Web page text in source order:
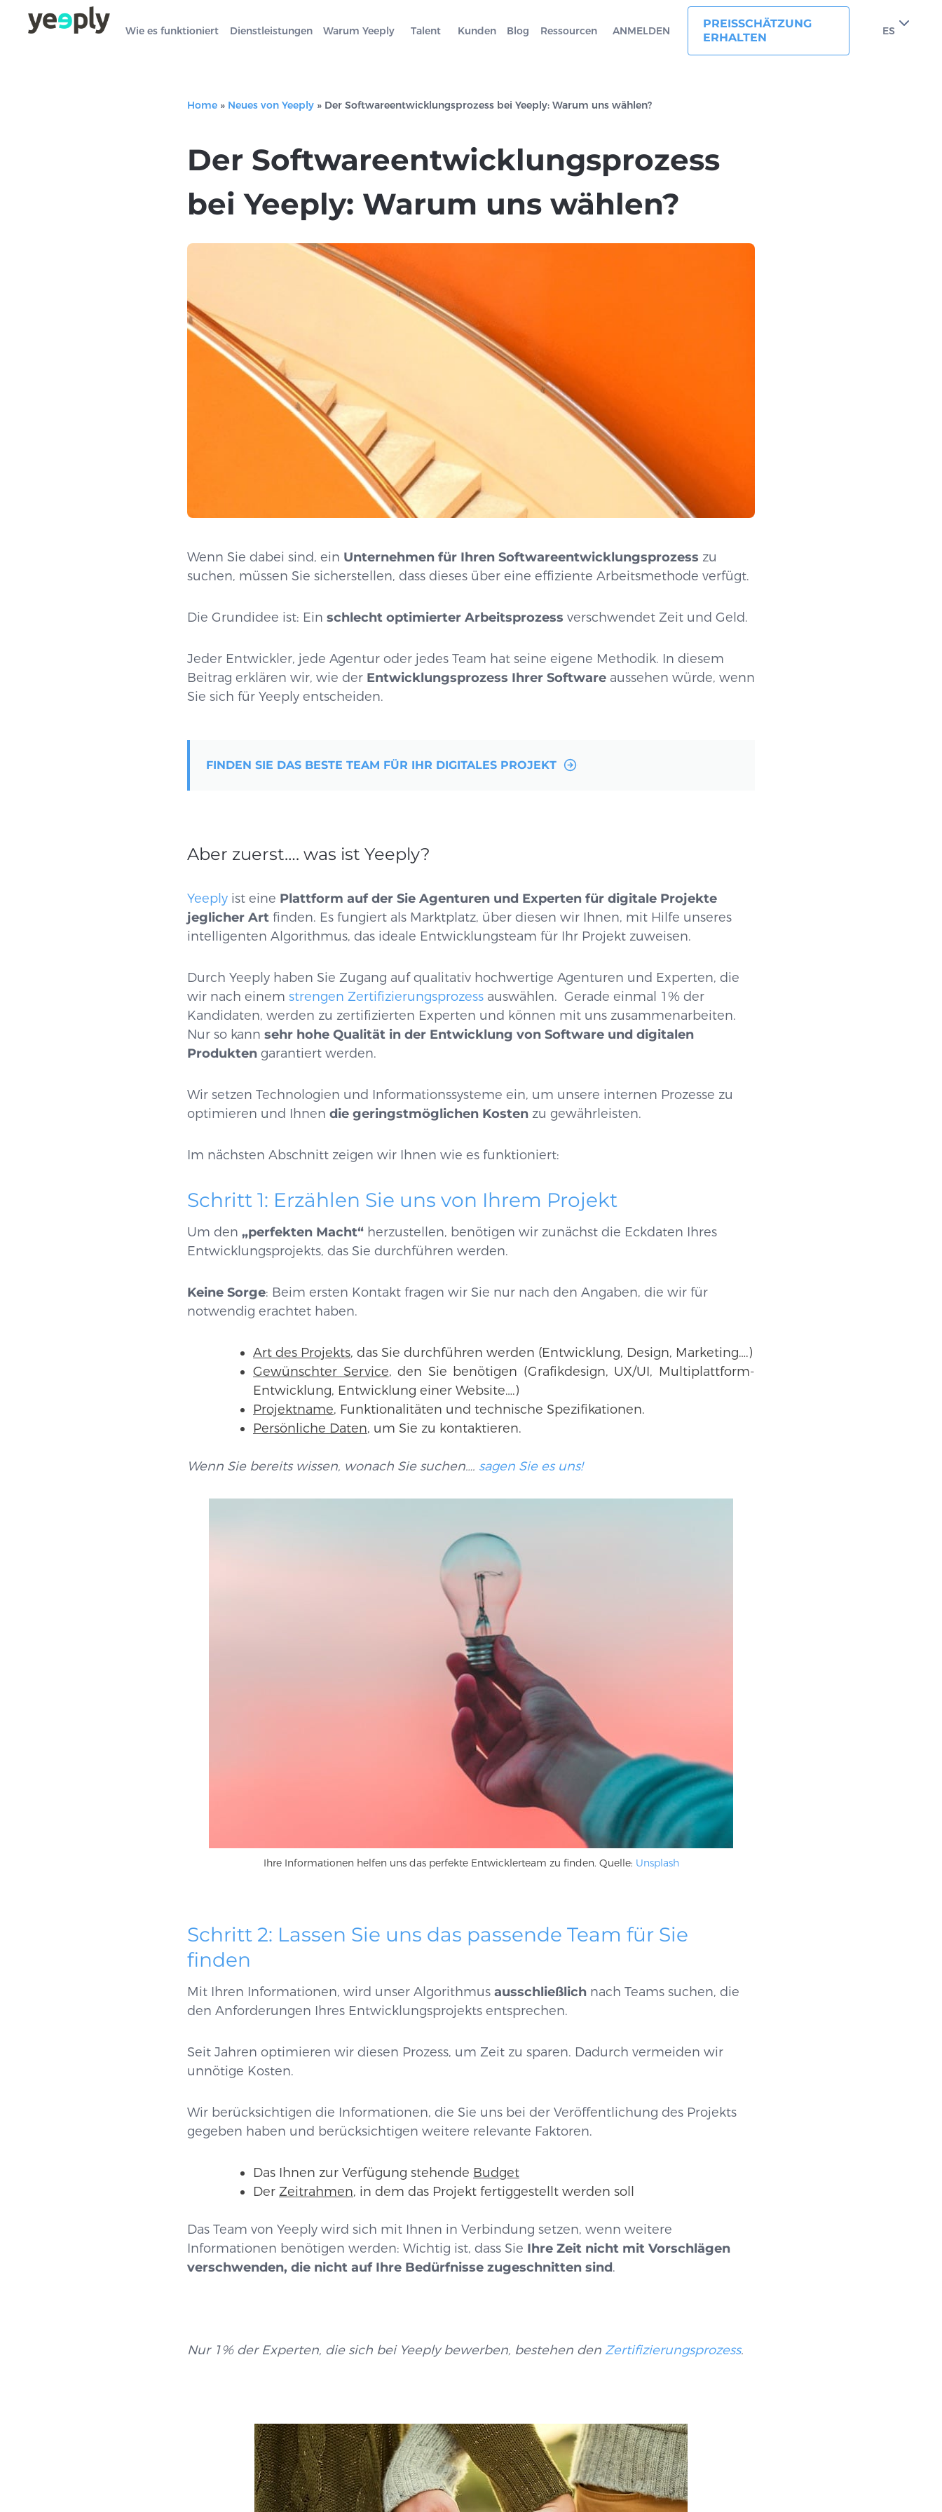
Wie es funktioniert Dienstleistungen Warum Yeeply Talent Kunden Blog Ressourcen ANMELDEN
PREISSCHÄTZUNG
ERHALTEN
ES
Home » Neues von Yeeply » Der Softwareentwicklungsprozess bei Yeeply: Warum uns wählen?
Der Softwareentwicklungsprozess
bei Yeeply: Warum uns wählen?
Wenn Sie dabei sind, ein Unternehmen für Ihren Softwareentwicklungsprozess zu
suchen, müssen Sie sicherstellen, dass dieses über eine effiziente Arbeitsmethode verfügt.
Die Grundidee ist: Ein schlecht optimierter Arbeitsprozess verschwendet Zeit und Geld.
Jeder Entwickler, jede Agentur oder jedes Team hat seine eigene Methodik. In diesem
Beitrag erklären wir, wie der Entwicklungsprozess Ihrer Software aussehen würde, wenn
Sie sich für Yeeply entscheiden.
FINDEN SIE DAS BESTE TEAM FÜR IHR DIGITALES PROJEKT
Aber zuerst…. was ist Yeeply?
Yeeply ist eine Plattform auf der Sie Agenturen und Experten für digitale Projekte
jeglicher Art finden. Es fungiert als Marktplatz, über diesen wir Ihnen, mit Hilfe unseres
intelligenten Algorithmus, das ideale Entwicklungsteam für Ihr Projekt zuweisen.
Durch Yeeply haben Sie Zugang auf qualitativ hochwertige Agenturen und Experten, die
wir nach einem strengen Zertifizierungsprozess auswählen. Gerade einmal 1% der
Kandidaten, werden zu zertifizierten Experten und können mit uns zusammenarbeiten.
Nur so kann sehr hohe Qualität in der Entwicklung von Software und digitalen
Produkten garantiert werden.
Wir setzen Technologien und Informationssysteme ein, um unsere internen Prozesse zu
optimieren und Ihnen die geringstmöglichen Kosten zu gewährleisten.
Im nächsten Abschnitt zeigen wir Ihnen wie es funktioniert:
Schritt 1: Erzählen Sie uns von Ihrem Projekt
Um den „perfekten Macht“ herzustellen, benötigen wir zunächst die Eckdaten Ihres
Entwicklungsprojekts, das Sie durchführen werden.
Keine Sorge: Beim ersten Kontakt fragen wir Sie nur nach den Angaben, die wir für
notwendig erachtet haben.
Art des Projekts, das Sie durchführen werden (Entwicklung, Design, Marketing….)
Gewünschter Service, den Sie benötigen (Grafikdesign, UX/UI, Multiplattform-
Entwicklung, Entwicklung einer Website….)
Projektname, Funktionalitäten und technische Spezifikationen.
Persönliche Daten, um Sie zu kontaktieren.
Wenn Sie bereits wissen, wonach Sie suchen…. sagen Sie es uns!
Ihre Informationen helfen uns das perfekte Entwicklerteam zu finden. Quelle: Unsplash
Schritt 2: Lassen Sie uns das passende Team für Sie
finden
Mit Ihren Informationen, wird unser Algorithmus ausschließlich nach Teams suchen, die
den Anforderungen Ihres Entwicklungsprojekts entsprechen.
Seit Jahren optimieren wir diesen Prozess, um Zeit zu sparen. Dadurch vermeiden wir
unnötige Kosten.
Wir berücksichtigen die Informationen, die Sie uns bei der Veröffentlichung des Projekts
gegeben haben und berücksichtigen weitere relevante Faktoren.
Das Ihnen zur Verfügung stehende Budget
Der Zeitrahmen, in dem das Projekt fertiggestellt werden soll
Das Team von Yeeply wird sich mit Ihnen in Verbindung setzen, wenn weitere
Informationen benötigen werden: Wichtig ist, dass Sie Ihre Zeit nicht mit Vorschlägen
verschwenden, die nicht auf Ihre Bedürfnisse zugeschnitten sind.
Nur 1% der Experten, die sich bei Yeeply bewerben, bestehen den Zertifizierungsprozess.